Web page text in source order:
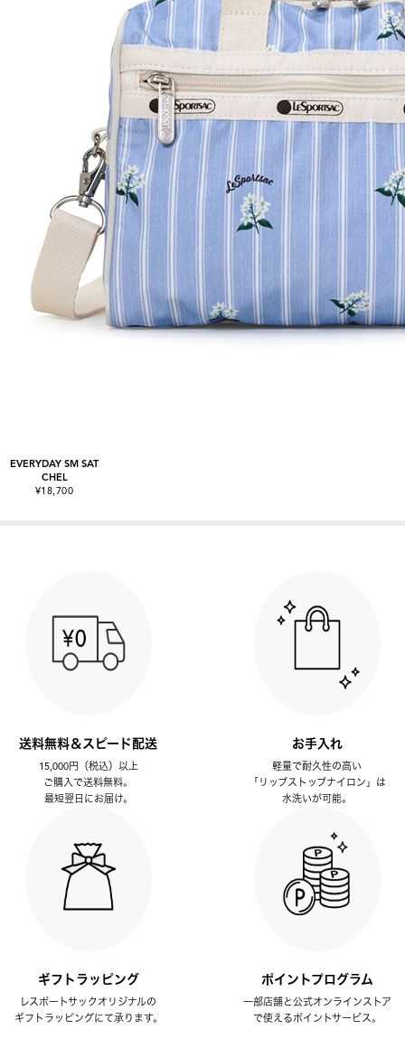
EVERYDAY SM SAT
CHEL
¥18,700
送料無料＆スピード配送
15,000円（税込）以上
ご購入で送料無料。
最短翌日にお届け。
お手入れ
軽量で耐久性の高い
「リップストップナイロン」は
水洗いが可能。
ギフトラッピング
レスポートサックオリジナルの
ギフトラッピングにて承ります。
ポイントプログラム
一部店舗と公式オンラインストア
で使えるポイントサービス。